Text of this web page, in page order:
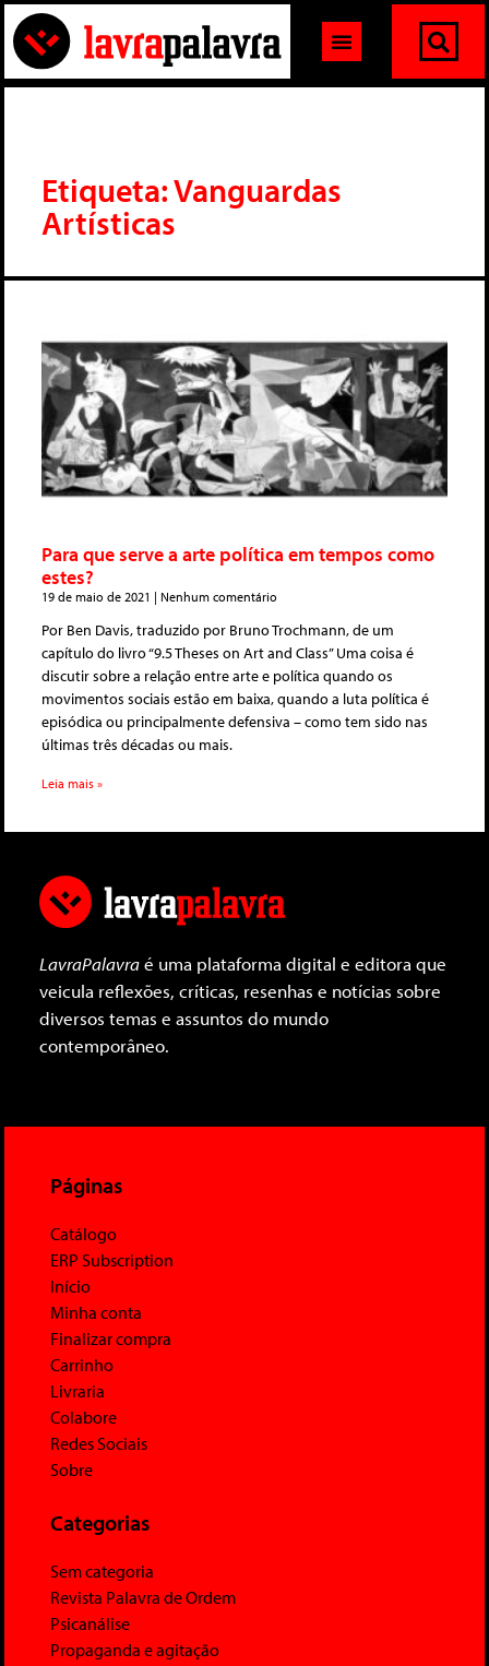
Etiqueta: Vanguardas
Artísticas
Para que serve a arte política em tempos como
estes?
19 de maio de 2021 Nenhum comentário
Por Ben Davis, traduzido por Bruno Trochmann, de um
capítulo do livro “9.5 Theses on Art and Class” Uma coisa é
discutir sobre a relação entre arte e política quando os
movimentos sociais estão em baixa, quando a luta política é
episódica ou principalmente defensiva – como tem sido nas
últimas três décadas ou mais.
Leia mais »
LavraPalavraé uma plataforma digital e editora que
veicula reflexões, críticas, resenhas e notícias sobre
diversos temas e assuntos do mundo
contemporâneo.
Páginas
Catálogo
ERP Subscription
Início
Minha conta
Finalizar compra
Carrinho
Livraria
Colabore
Redes Sociais
Sobre
Categorias
Sem categoria
Revista Palavra de Ordem
Psicanálise
Propaganda e agitação